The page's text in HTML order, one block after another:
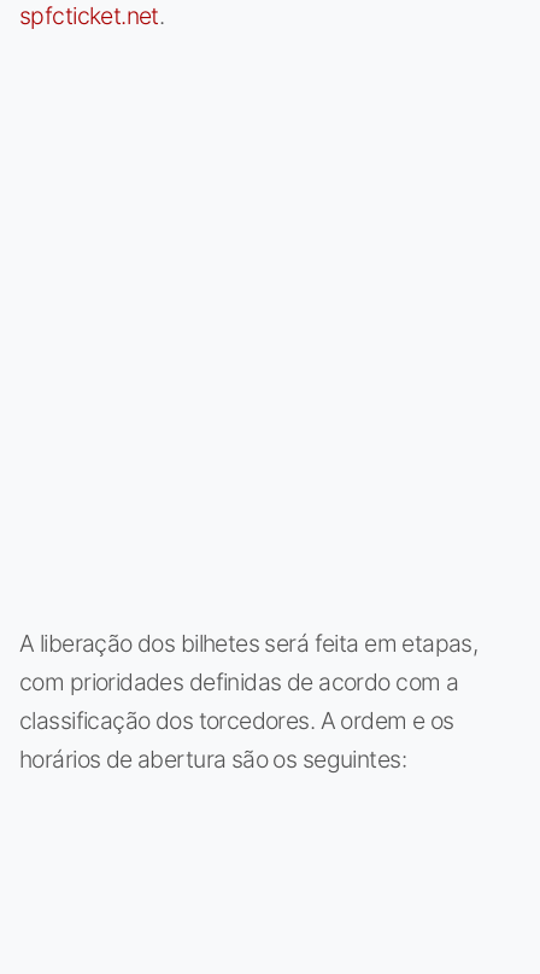
spfcticket.net.
A liberação dos bilhetes será feita em etapas,
com prioridades definidas de acordo com a
classificação dos torcedores. A ordem e os
horários de abertura são os seguintes: